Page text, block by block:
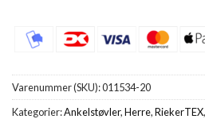
Varenummer (SKU):011534-20
Kategorier:Ankelstøvler,Herre,RiekerTEX,